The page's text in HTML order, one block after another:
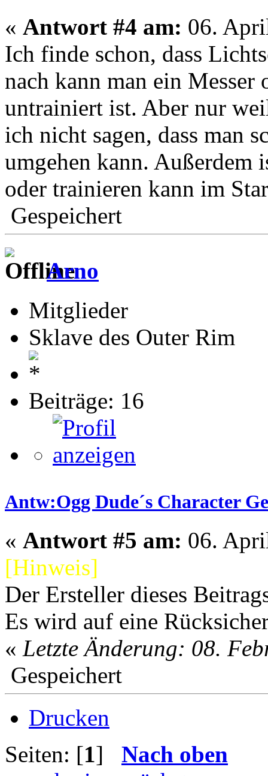
« Antwort #4 am: 06.
Ich finde schon, dass
nach kann man ein Messer
untrainiert ist. Aber nur
ich nicht sagen, dass man
umgehen kann. Außerdem
oder trainieren kann im
Gespeichert
Arno
Mitglieder
Sklave des Outer Rim
Beiträge: 16
Antw:Ogg Dude´s Character
« Antwort #5 am: 06.
[Hinweis]
Der Ersteller dieses
Es wird auf eine
« Letzte Änderung: 08.
Gespeichert
Drucken
Seiten: [1] Nach oben